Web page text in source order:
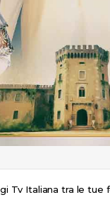
Tv Italiana tra le tue